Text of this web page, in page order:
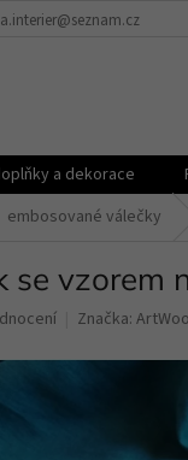
a dekorace
embosované válečky
se vzorem
Značka: